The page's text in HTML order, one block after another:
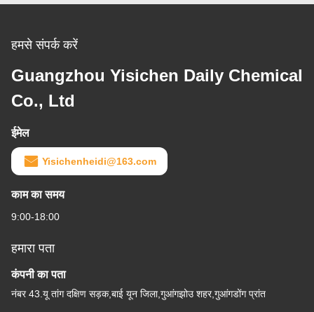
हमसे संपर्क करें
Guangzhou Yisichen Daily Chemical
Co., Ltd
ईमेल
Yisichenheidi@163.com
काम का समय
9:00-18:00
हमारा पता
कंपनी का पता
नंबर 43.यू तांग दक्षिण सड़क,बाई यून जिला,गुआंगझोउ शहर,गुआंगडोंग प्रांत